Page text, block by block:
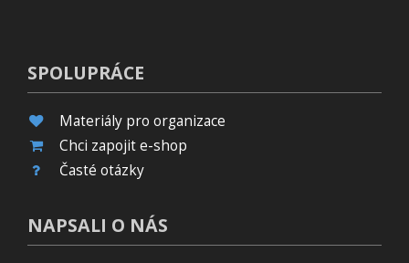
SPOLUPRÁCE
Materiály pro organizace
Chci zapojit e-shop
Časté otázky
NAPSALI O NÁS